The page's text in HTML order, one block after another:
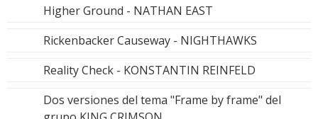
Higher Ground - NATHAN EAST
Rickenbacker Causeway - NIGHTHAWKS
Reality Check - KONSTANTIN REINFELD
Dos versiones del tema "Frame by frame" del